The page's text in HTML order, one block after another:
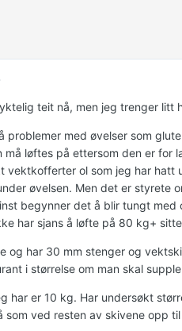
teit nå, men jeg trenger litt
problemer med øvelser som
må løftes på ettersom den er for
vektkofferter ol som jeg har hatt
øvelsen. Men det er styrete
begynner det å blir tungt
har sjans å løfte på 80 kg+
og har 30 mm stenger og
i størrelse om man skal
har er 10 kg. Har undersøkt
som ved resten av skivene opp